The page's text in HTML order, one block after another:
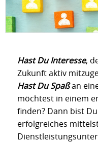
Hast Du Interesse,
Zukunft aktiv
Hast Du Spaßan
möchtest in einem
finden? Dann bist
erfolgreiches